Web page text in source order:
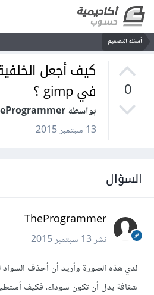
أسئلة التصميم
0
في gimp ؟
بواسطة TheProgrammer
13 سبتمبر 2015
السؤال
TheProgrammer
نشر13 سبتمبر 2015
لدي هذه الصورة وأريد أن أحذف
شفافة بدل أن تكون سوداء، فكيف